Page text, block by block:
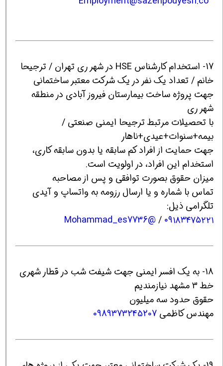
17- استخدام کارشناس HSE در شهر ری تهران / ترجیحا
خانم / تعداد یک نفر در یک شرکت معتبر ساختمانی
جهت پروژه ساخت بیمارستان فیروز آبادی در منطقه
شهر ری
با تحصیلات مرتبط ترجیحا ایمنی صنعتی /
بیمه+سنوات+عیدی+ناهار
جهت حمایت از افراد کم سابقه یا بدون سابقه کاری،
استخدام این افراد، در اولویت است.
میزان حقوق بصورت توافقی و پس از مصاحبه
تماس با شماره و یا ارسال رزومه به واتساپ و آیدی
تلگرامی ذیل:
۰۹۱۸۳۴۷۵۲۲۱ /
@Mohammad_es7736
18- به یک افسر ایمنی جهت شیفت شب در قطار شهری
خط 3 مشهد نیازمندیم
حقوق حدود سه میلیون
مهندس کاظمی 0989373245207